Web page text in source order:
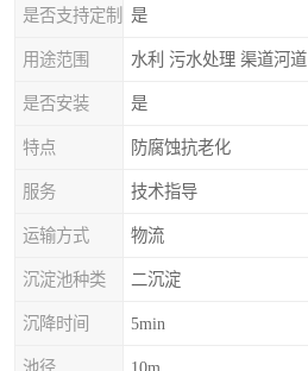
是否支持定制 是
用途范围 水利 污水处理 渠道河道
是否安装 是
特点 防腐蚀抗老化
服务 技术指导
运输方式 物流
沉淀池种类 二沉淀
沉降时间 5min